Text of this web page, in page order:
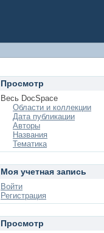
Просмотр
Весь DocSpace
Области и коллекции
Дата публикации
Авторы
Названия
Тематика
Моя учетная запись
Войти
Регистрация
Просмотр